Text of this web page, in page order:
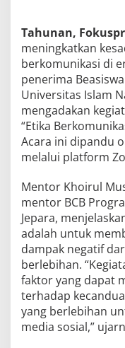
Tahunan,
meningkatkan
berkomunikasi di
penerima
Universitas Islam
mengadakan
“Etika
Acara ini dipandu
melalui platform
Mentor Khoirul
mentor BCB
Jepara,
adalah untuk
dampak negatif
berlebihan.
faktor yang dapat
terhadap
yang berlebihan
media sosial,”